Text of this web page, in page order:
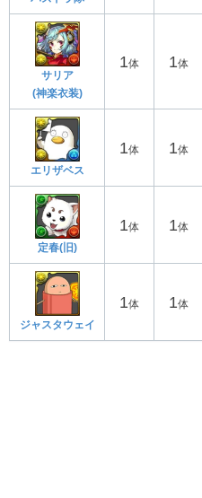
サリア
(神楽衣装)
1体 1体
エリザベス
1体 1体
定春(旧)
1体 1体
ジャスタウェイ
1体 1体